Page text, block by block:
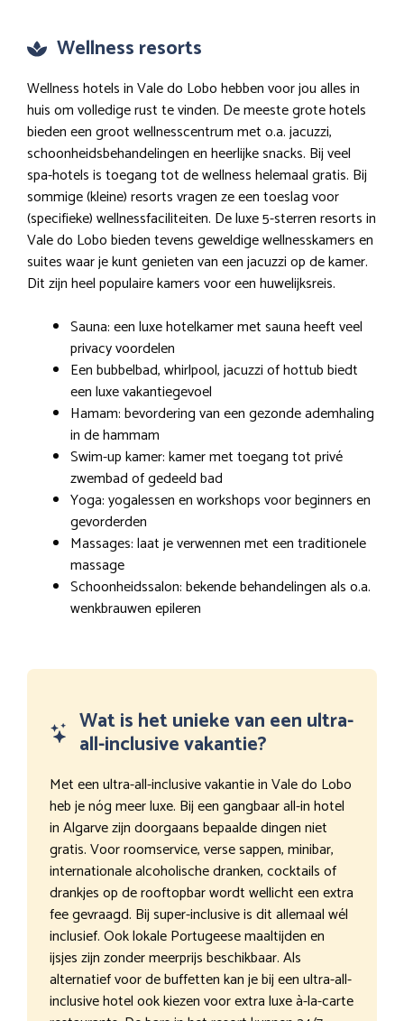
Wellness resorts
Wellness hotels in Vale do Lobo hebben voor jou alles in
huis om volledige rust te vinden. De meeste grote hotels
bieden een groot wellnesscentrum met o.a. jacuzzi,
schoonheidsbehandelingen en heerlijke snacks. Bij veel
spa-hotels is toegang tot de wellness helemaal gratis. Bij
sommige (kleine) resorts vragen ze een toeslag voor
(specifieke) wellnessfaciliteiten. De luxe 5-sterren resorts in
Vale do Lobo bieden tevens geweldige wellnesskamers en
suites waar je kunt genieten van een jacuzzi op de kamer.
Dit zijn heel populaire kamers voor een huwelijksreis.
Sauna: een luxe hotelkamer met sauna heeft veel
privacy voordelen
Een bubbelbad, whirlpool, jacuzzi of hottub biedt
een luxe vakantiegevoel
Hamam: bevordering van een gezonde ademhaling
in de hammam
Swim-up kamer: kamer met toegang tot privé
zwembad of gedeeld bad
Yoga: yogalessen en workshops voor beginners en
gevorderden
Massages: laat je verwennen met een traditionele
massage
Schoonheidssalon: bekende behandelingen als o.a.
wenkbrauwen epileren
Wat is het unieke van een ultra-
all-inclusive vakantie?
Met een ultra-all-inclusive vakantie in Vale do Lobo
heb je nóg meer luxe. Bij een gangbaar all-in hotel
in Algarve zijn doorgaans bepaalde dingen niet
gratis. Voor roomservice, verse sappen, minibar,
internationale alcoholische dranken, cocktails of
drankjes op de rooftopbar wordt wellicht een extra
fee gevraagd. Bij super-inclusive is dit allemaal wél
inclusief. Ook lokale Portugeese maaltijden en
ijsjes zijn zonder meerprijs beschikbaar. Als
alternatief voor de buffetten kan je bij een ultra-all-
inclusive hotel ook kiezen voor extra luxe à-la-carte